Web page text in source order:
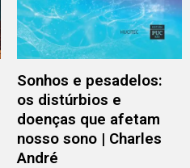
Sonhos e pesadelos:
os distúrbios e
doenças que afetam
nosso sono | Charles
André